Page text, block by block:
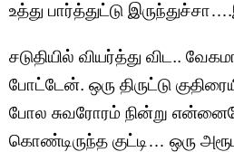
உத்து பார்த்துட்டு
சடுதியில் வியர்த்து விட..
போட்டேன். ஒரு திருட்டு
போல சுவரோரம் நின்று
கொண்டிருந்த குட்டி… ஒரு